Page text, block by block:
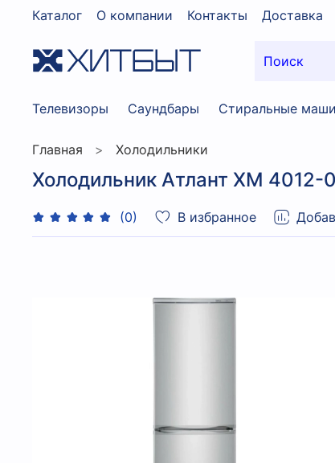
Каталог О компании Контакты Доставка
Телевизоры Саундбары Стиральные
Главная Холодильники
Холодильник Атлант XM
(0) В избранное